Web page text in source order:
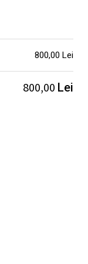
800,00 Lei
800,00 Lei